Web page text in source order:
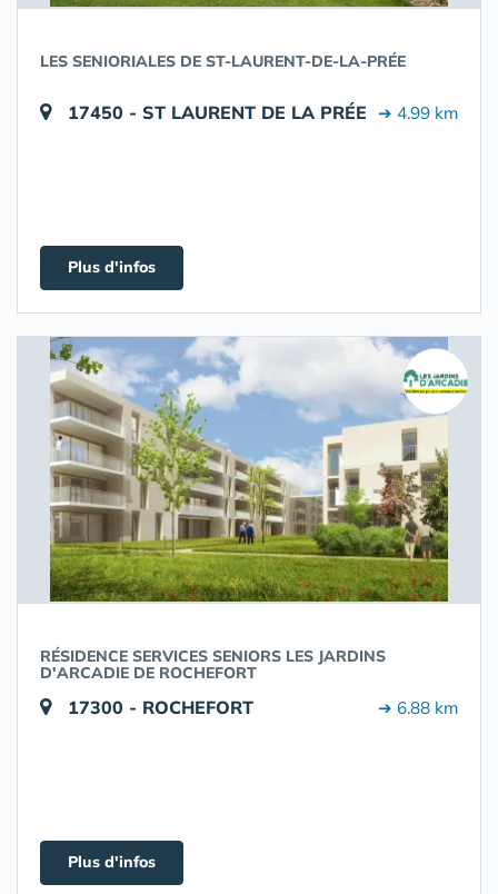
LES SENIORIALES DE ST-LAURENT-DE-LA-PRÉE
17450 - ST LAURENT DE LA PRÉE ➔ 4.99 km
Plus d'infos
RÉSIDENCE SERVICES SENIORS LES JARDINS
D'ARCADIE DE ROCHEFORT
17300 - ROCHEFORT ➔ 6.88 km
Plus d'infos